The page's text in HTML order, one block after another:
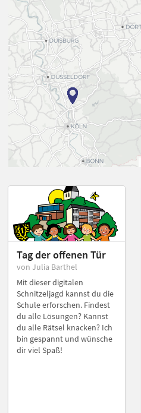
Tag der offenen Tür
von Julia Barthel
Mit dieser digitalen
Schnitzeljagd kannst du die
Schule erforschen. Findest
du alle Lösungen? Kannst
du alle Rätsel knacken? Ich
bin gespannt und wünsche
dir viel Spaß!